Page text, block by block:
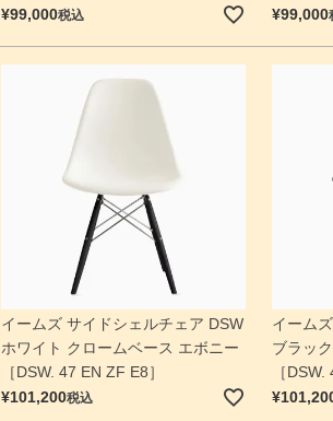
¥99,000税込
¥99,000
イームズ サイドシェルチェア DSW
ホワイト クロームベース エボニー
［DSW. 47 EN ZF E8］
¥101,200税込
イーム
ブラッ
［DSW.
¥